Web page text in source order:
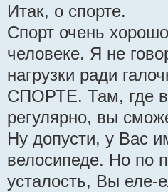
Итак, о спорте.
Спорт очень
человеке. Я не
нагрузки ради
СПОРТЕ. Там, где
регулярно, вы
Ну допусти, у Вас
велосипеде. Но по
усталость, Вы еле-